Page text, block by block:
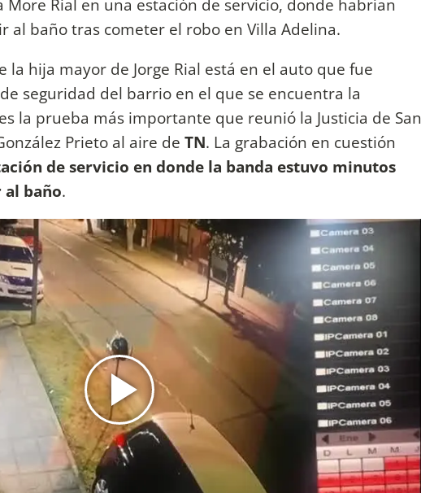
al baño tras cometer el robo en Villa Adelina.
la hija mayor de Jorge Rial está en el auto que fue
seguridad del barrio en el que se encuentra la
la prueba más importante que reunió la Justicia de San
Prieto al aire de TN. La grabación en cuestión
de servicio en donde la banda estuvo minutos
al baño.